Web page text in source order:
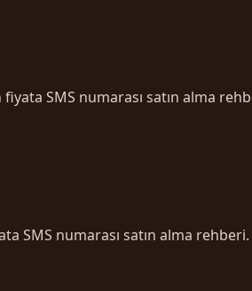
SMS numarası satın alma
SMS numarası satın alma rehberi.